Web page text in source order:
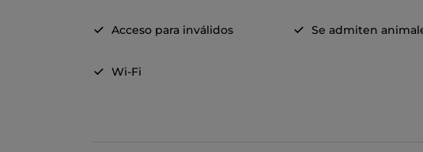
Acceso para inválidos Se admiten
Wi-Fi